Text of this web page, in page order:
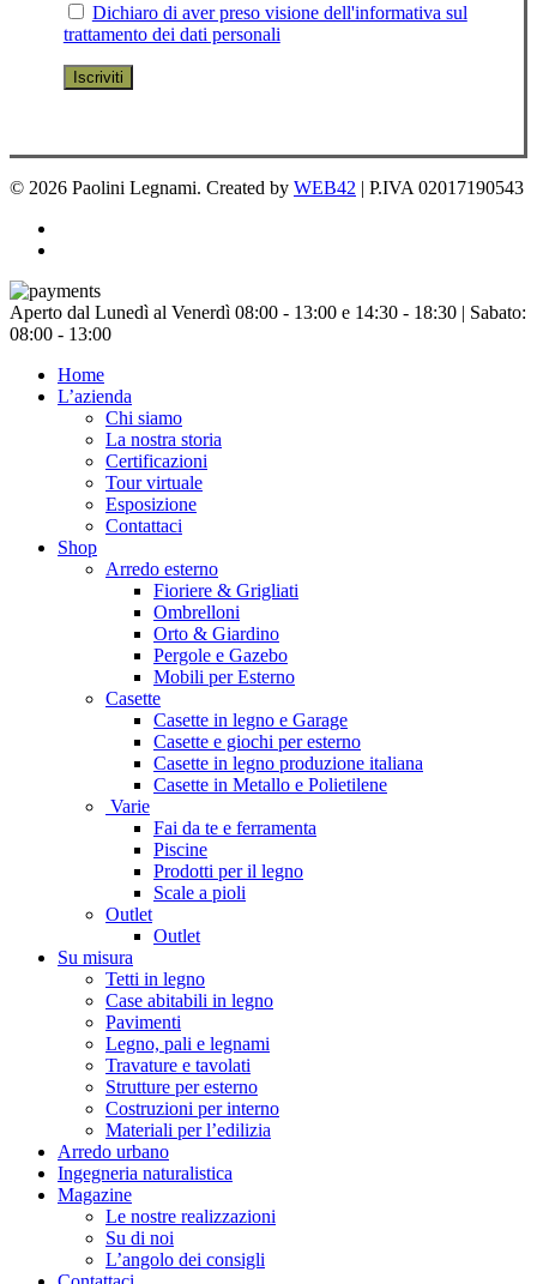
Dichiaro di aver preso visione dell'informativa sul
trattamento dei dati personali
© 2026 Paolini Legnami. Created by WEB42 | P.IVA 02017190543
Chiudi
menu
Aperto dal Lunedì al Venerdì 08:00 - 13:00 e 14:30 - 18:30 | Sabato:
08:00 - 13:00
Home
L’azienda
Chi siamo
La nostra storia
Certificazioni
Tour virtuale
Esposizione
Contattaci
Shop
Arredo esterno
Fioriere & Grigliati
Ombrelloni
Orto & Giardino
Pergole e Gazebo
Mobili per Esterno
Casette
Casette in legno e Garage
Casette e giochi per esterno
Casette in legno produzione italiana
Casette in Metallo e Polietilene
Varie
Fai da te e ferramenta
Piscine
Prodotti per il legno
Scale a pioli
Outlet
Outlet
Su misura
Tetti in legno
Case abitabili in legno
Pavimenti
Legno, pali e legnami
Travature e tavolati
Strutture per esterno
Costruzioni per interno
Materiali per l’edilizia
Arredo urbano
Ingegneria naturalistica
Magazine
Le nostre realizzazioni
Su di noi
L’angolo dei consigli